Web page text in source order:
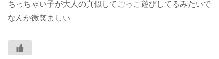
ちっちゃい子が大人の真似してごっこ遊びしてるみたいで
なんか微笑ましい